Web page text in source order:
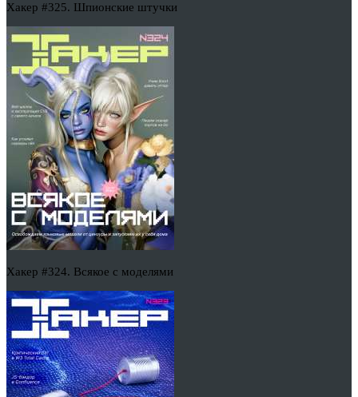
Хакер #325. Шпионские штучки
Хакер #324. Всякое с моделями